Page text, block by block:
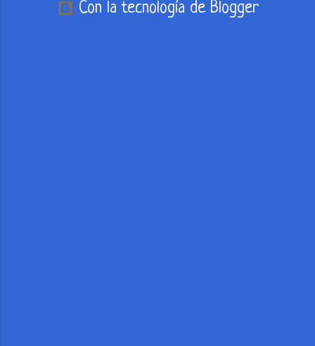
Con la tecnología de Blogger